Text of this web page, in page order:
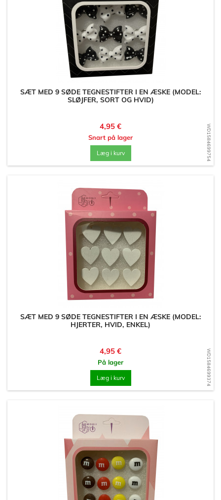
WD1584699754
SÆT MED 9 SØDE TEGNESTIFTER I EN ÆSKE (MODEL:
SLØJFER, SORT OG HVID)
Pris
4,95 €
Snart på lager
Læg i kurv
WD1584699374
SÆT MED 9 SØDE TEGNESTIFTER I EN ÆSKE (MODEL:
HJERTER, HVID, ENKEL)
Pris
4,95 €
På lager
Læg i kurv